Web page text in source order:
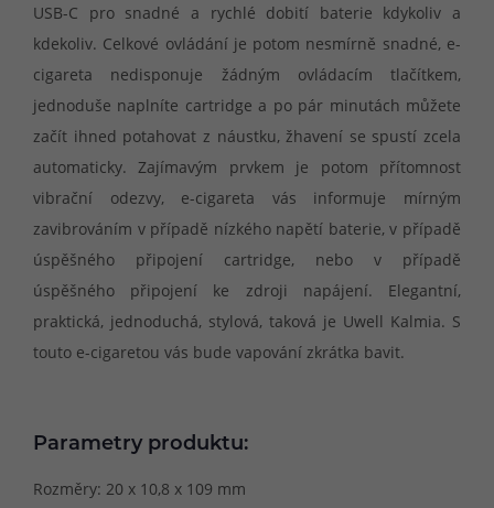
USB-C pro snadné a rychlé dobití baterie kdykoliv a
kdekoliv. Celkové ovládání je potom nesmírně snadné, e-
cigareta nedisponuje žádným ovládacím tlačítkem,
jednoduše naplníte cartridge a po pár minutách můžete
začít ihned potahovat z náustku, žhavení se spustí zcela
automaticky. Zajímavým prvkem je potom přítomnost
vibrační odezvy, e-cigareta vás informuje mírným
zavibrováním v případě nízkého napětí baterie, v případě
úspěšného připojení cartridge, nebo v případě
úspěšného připojení ke zdroji napájení. Elegantní,
praktická, jednoduchá, stylová, taková je Uwell Kalmia. S
touto e-cigaretou vás bude vapování zkrátka bavit.
Parametry produktu:
Rozměry: 20 x 10,8 x 109 mm